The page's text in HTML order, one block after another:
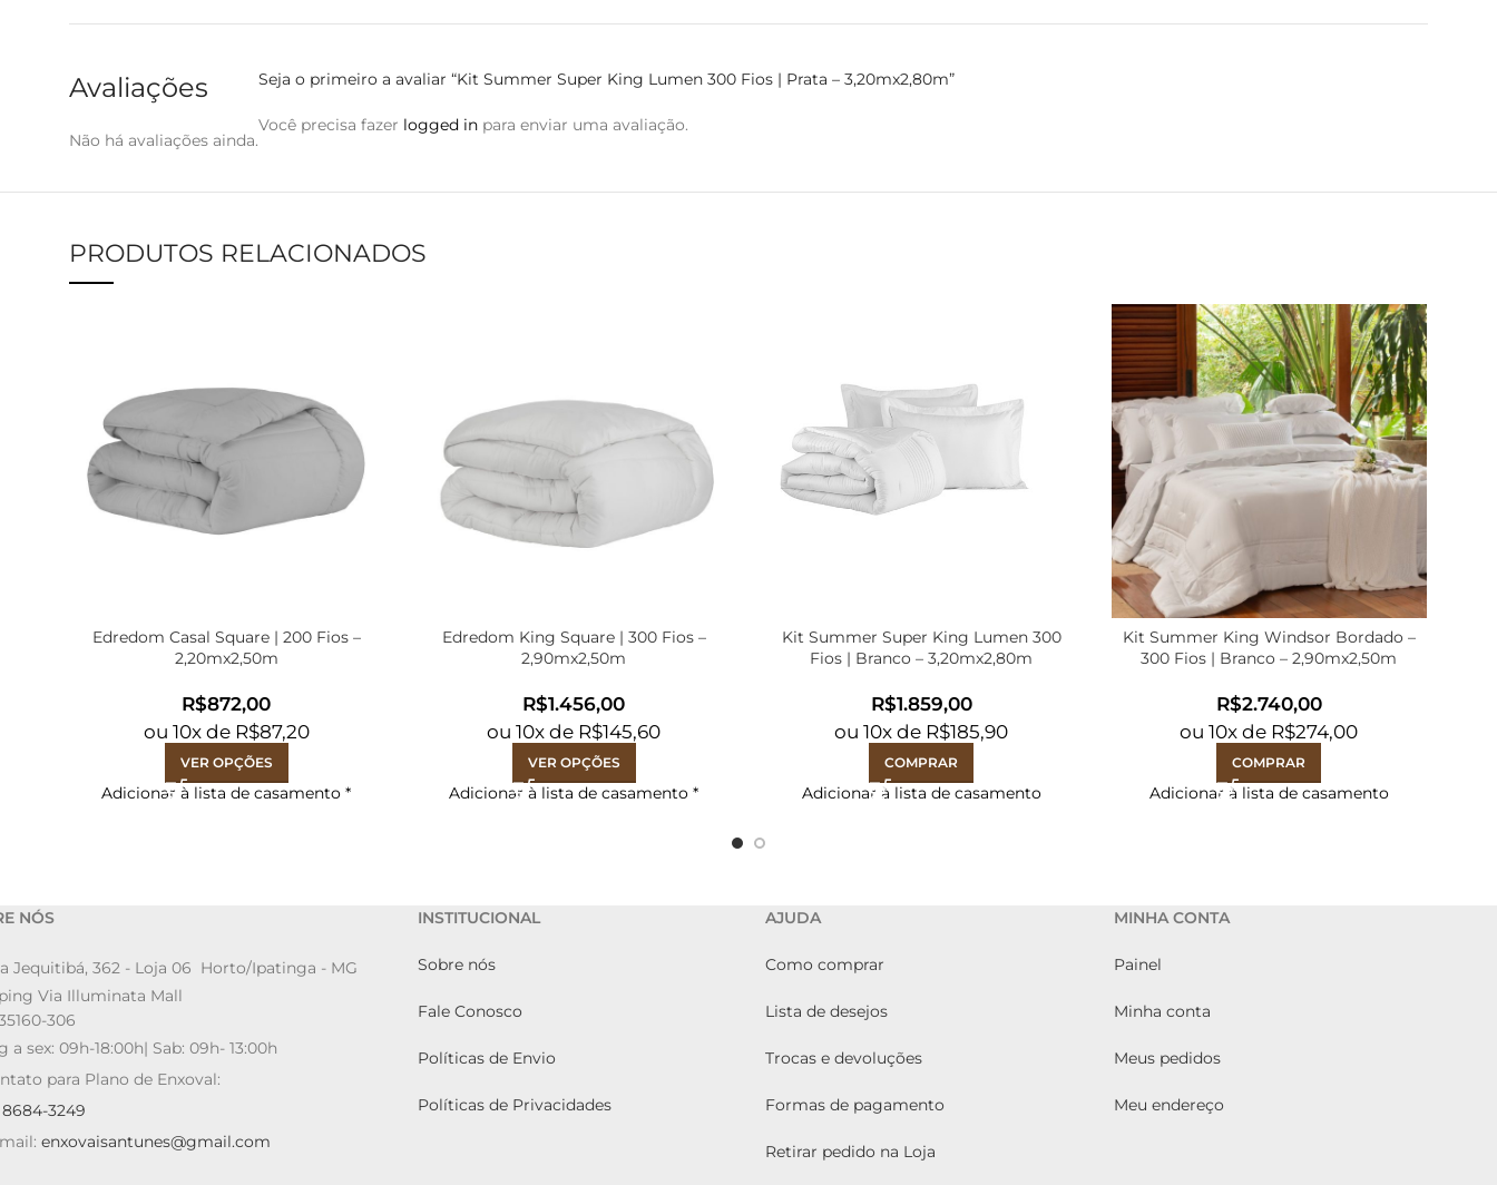
Avaliações
Não há avaliações ainda.
Seja o primeiro a avaliar “Kit Summer Super King Lumen 300 Fios | Prata – 3,20mx2,80m”
Você precisa fazer logged in para enviar uma avaliação.
PRODUTOS RELACIONADOS
Edredom Casal Square | 200 Fios –
2,20mx2,50m
R$
ou 10x de R$87,20
VER OPÇÕES
Adicionar à lista de casamento *
Edredom King Square | 300 Fios –
2,90mx2,50m
R$
ou10x de R$145,60
VER OPÇÕES
Adicionar à lista de casamento *
Kit Summer Super King Lumen 300
Fios | Branco – 3,20mx2,80m
R$
ou10x de R$185,90
COMPRAR
Adicionar à lista de casamento
Kit Summer King Windsor Bordado –
300 Fios | Branco – 2,90mx2,50m
R$
ou10x de R$274,00
COMPRAR
Adicionar à lista de casamento
NÓS
Jequitibá, 362 - Loja 06 Horto/Ipatinga - MG
Via Illuminata Mall
306
a sex: 09h-18:00h| Sab: 09h- 13:00h
para Plano de Enxoval:
8684-3249
enxovaisantunes@gmail.com
INSTITUCIONAL
Sobre nós
Fale Conosco
Políticas de Envio
Políticas de Privacidades
AJUDA
Como comprar
Lista de desejos
Trocas e devoluções
Formas de pagamento
Retirar pedido na Loja
MINHA CONTA
Painel
Minha conta
Meus pedidos
Meu endereço